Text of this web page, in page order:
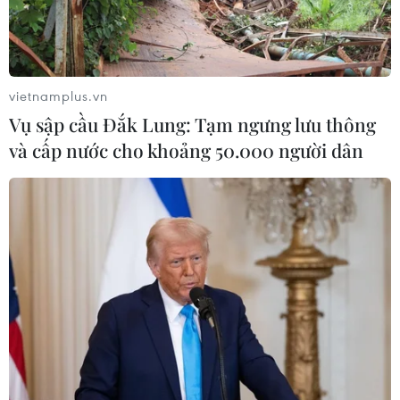
hóa 3.000 tỷ USD nhờ làn sóng lạc
quan mới về AI
03/08/2026 14:35
MB chuẩn bị trả cổ tức cho cổ đông
15%, nâng vốn điều lệ lên 100.000 tỷ
đồng
TotalEnergies thâu tóm một phần
mảng năng lượng tái tạo của Shell
03/08/2026 10:33
Xây dựng thương hiệu mạnh cho
doanh nghiệp Việt
vietnamplus.vn
Vụ sập cầu Đắk Lung: Tạm ngưng lưu thông
và cấp nước cho khoảng 50.000 người dân